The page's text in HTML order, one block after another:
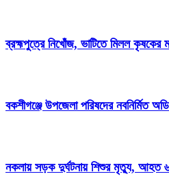
ব্রহ্মপুত্রে নিখোঁজ, ভাটিতে মিলল কৃষকের
বকশীগঞ্জে উপজেলা পরিষদের নবনির্মিত
নকলায় সড়ক দুর্ঘটনায় শিশুর মৃত্যু, আহত